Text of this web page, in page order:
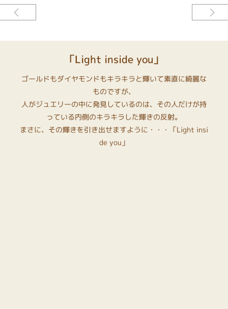
レディース
メンズ
紹介文
〜ソウルメイト〜
We share our soul.
※素材により価格は変わります。
※プラチナ・イエローゴールド・ピンクゴールド作製可。
「Light inside you」
ゴールドもダイヤモンドもキラキラと輝いて素直に綺麗な
ものですが、
人がジュエリーの中に発見しているのは、その人だけが持
っている内側のキラキラした輝きの反射。
まさに、その輝きを引き出せますように・・・「Light insi
de you」